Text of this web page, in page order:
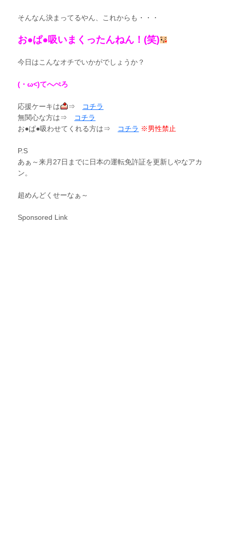
そんなん決まってるやん、これからも・・・
お●ぱ●吸いまくったんねん！(笑)
今日はこんなオチでいかがでしょうか？
(・ω<)てへぺろ
応援ケーキは ⇒
コチラ
無関心な方は⇒
コチラ
お●ぱ●吸わせてくれる方は⇒
コチラ ※男性禁止
P.S
あぁ～来月27日までに日本の運転免許証を更新しやなアカ
ン。
超めんどくせーなぁ～
Sponsored Link